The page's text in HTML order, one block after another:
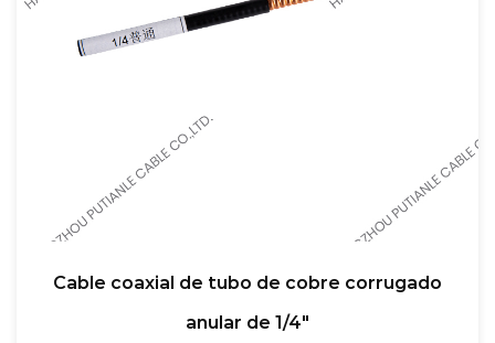
Cable coaxial de tubo de cobre corrugado
anular de 1/4"